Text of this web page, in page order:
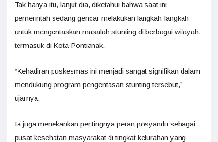
Tak hanya itu, lanjut dia, diketahui bahwa saat ini
pemerintah sedang gencar melakukan langkah-langkah
untuk mengentaskan masalah stunting di berbagai wilayah,
termasuk di Kota Pontianak.
“Kehadiran puskesmas ini menjadi sangat signifikan dalam
mendukung program pengentasan stunting tersebut,”
ujarnya.
Ia juga menekankan pentingnya peran posyandu sebagai
pusat kesehatan masyarakat di tingkat kelurahan yang